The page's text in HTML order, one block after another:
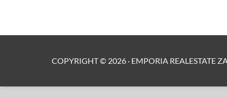
COPYRIGHT © 2026 · EMPORIA REALESTATE